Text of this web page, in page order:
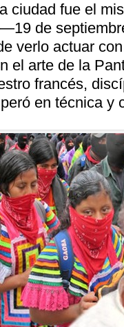
ciudad fue el
de
verlo actuar
el arte de la
francés,
en técnica y